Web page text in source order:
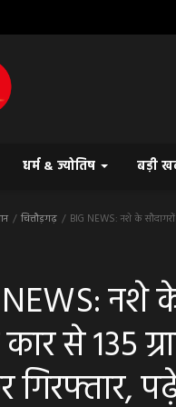
धर्म & ज्योतिष बड़ी
चित्तौड़गढ़ BIG NEWS: नशे के
नशे
कार से 135
गिरफ्तार,